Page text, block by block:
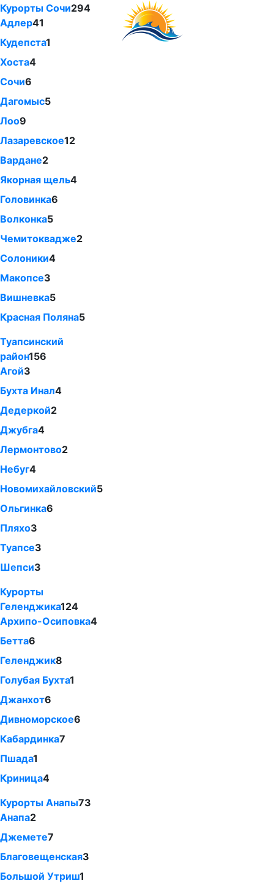
Курорты Сочи294
Адлер41
Кудепста1
Хоста4
Сочи6
Дагомыс5
Лоо9
Лазаревское12
Вардане2
Якорная щель4
Головинка6
Волконка5
Чемитоквадже2
Солоники4
Макопсе3
Вишневка5
Красная Поляна5
Туапсинский
район156
Агой3
Бухта Инал4
Дедеркой2
Джубга4
Лермонтово2
Небуг4
Новомихайловский5
Ольгинка6
Пляхо3
Туапсе3
Шепси3
Курорты
Геленджика124
Архипо-Осиповка4
Бетта6
Геленджик8
Голубая Бухта1
Джанхот6
Дивноморское6
Кабардинка7
Пшада1
Криница4
Курорты Анапы73
Анапа2
Джемете7
Благовещенская3
Большой Утриш1